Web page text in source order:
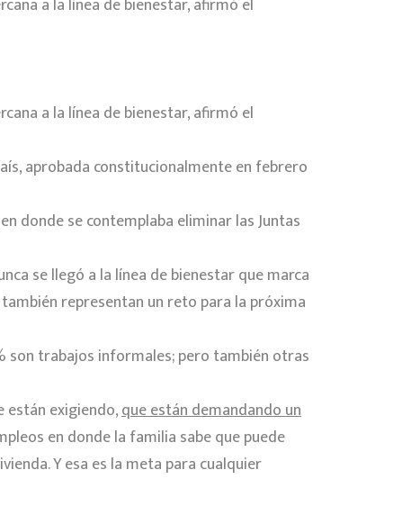
a la línea de bienestar, afirmó el
aprobada constitucionalmente en febrero
donde se contemplaba eliminar las Juntas
se llegó a la línea de bienestar que marca
representan un reto para la próxima
son trabajos informales; pero también otras
están exigiendo,que están demandando un
en donde la familia sabe que puede
Y esa es la meta para cualquier